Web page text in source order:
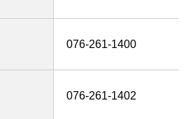
076-261-1400
076-261-1402